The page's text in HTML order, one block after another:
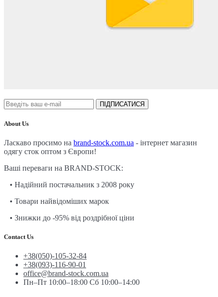
ПІДПИСАТИСЯ
About Us
Ласкаво просимо на brand-stock.com.ua - інтернет магазин
одягу сток оптом з Європи!
Ваші переваги на BRAND-STOCK:
• Надійний постачальник з 2008 року
• Товари найвідоміших марок
• Знижки до -95% від роздрібної ціни
Contact Us
+38(050)-105-32-84
+38(093)-116-90-01
office@brand-stock.com.ua
Пн–Пт 10:00–18:00 Сб 10:00–14:00